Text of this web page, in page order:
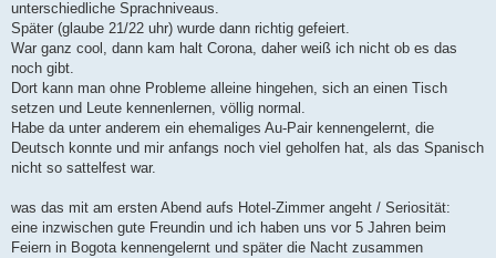
unterschiedliche Sprachniveaus.
Später (glaube 21/22 uhr) wurde dann richtig gefeiert.
War ganz cool, dann kam halt Corona, daher weiß ich nicht ob es das
noch gibt.
Dort kann man ohne Probleme alleine hingehen, sich an einen Tisch
setzen und Leute kennenlernen, völlig normal.
Habe da unter anderem ein ehemaliges Au-Pair kennengelernt, die
Deutsch konnte und mir anfangs noch viel geholfen hat, als das Spanisch
nicht so sattelfest war.
was das mit am ersten Abend aufs Hotel-Zimmer angeht / Seriosität:
eine inzwischen gute Freundin und ich haben uns vor 5 Jahren beim
Feiern in Bogota kennengelernt und später die Nacht zusammen